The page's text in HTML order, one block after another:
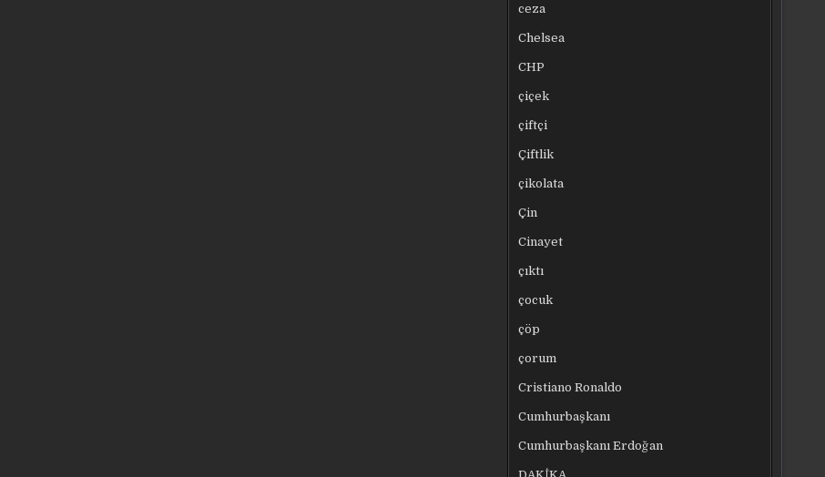
ceza
Chelsea
CHP
çiçek
çiftçi
Çiftlik
çikolata
Çin
Cinayet
çıktı
çocuk
çöp
çorum
Cristiano Ronaldo
Cumhurbaşkanı
Cumhurbaşkanı Erdoğan